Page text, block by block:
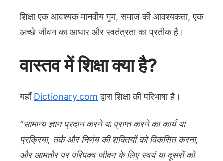
शिक्षा एक आवश्यक मानवीय गुण, समाज की आवश्यकता, एक
अच्छे जीवन का आधार और स्वतंत्रता का प्रतीक है।
वास्तव में शिक्षा क्या है?
यहाँ Dictionary.com द्वारा शिक्षा की परिभाषा है।
“सामान्य ज्ञान प्रदान करने या प्राप्त करने का कार्य या
प्रक्रिया, तर्क और निर्णय की शक्तियों को विकसित करना,
और आमतौर पर परिपक्व जीवन के लिए स्वयं या दूसरों को